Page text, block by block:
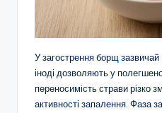
У загострення борщ зазвичай
іноді дозволяють у
переносимість страви різко
активності запалення. Фаза